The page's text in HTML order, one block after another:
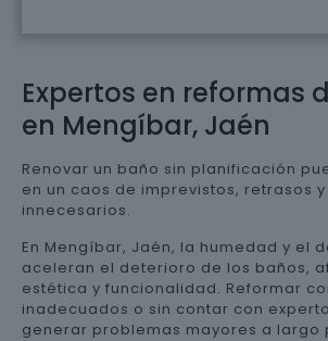
Expertos en reformas
en Mengíbar, Jaén
Renovar un baño sin planificación
en un caos de imprevistos, retrasos
innecesarios.
En Mengíbar, Jaén, la humedad y el
aceleran el deterioro de los baños,
estética y funcionalidad. Reformar
inadecuados o sin contar con
generar problemas mayores a largo